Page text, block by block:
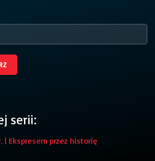
serii:
| Ekspresem przez historię